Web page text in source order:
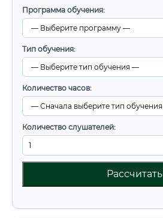
Программа обучения:
Тип обучения:
Количество часов:
Количество слушателей:
Рассчитать